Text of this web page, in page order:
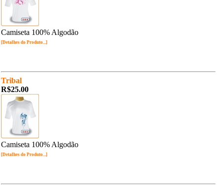
Camiseta 100% Algodão
[Detalhes do Produto...]
Tribal
R$25.00
Camiseta 100% Algodão
[Detalhes do Produto...]